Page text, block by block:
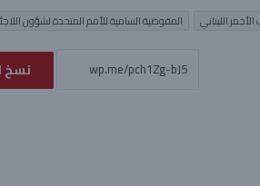
اللبناني المفوضية السامية للأمم المتحدة لشؤون
نسخ